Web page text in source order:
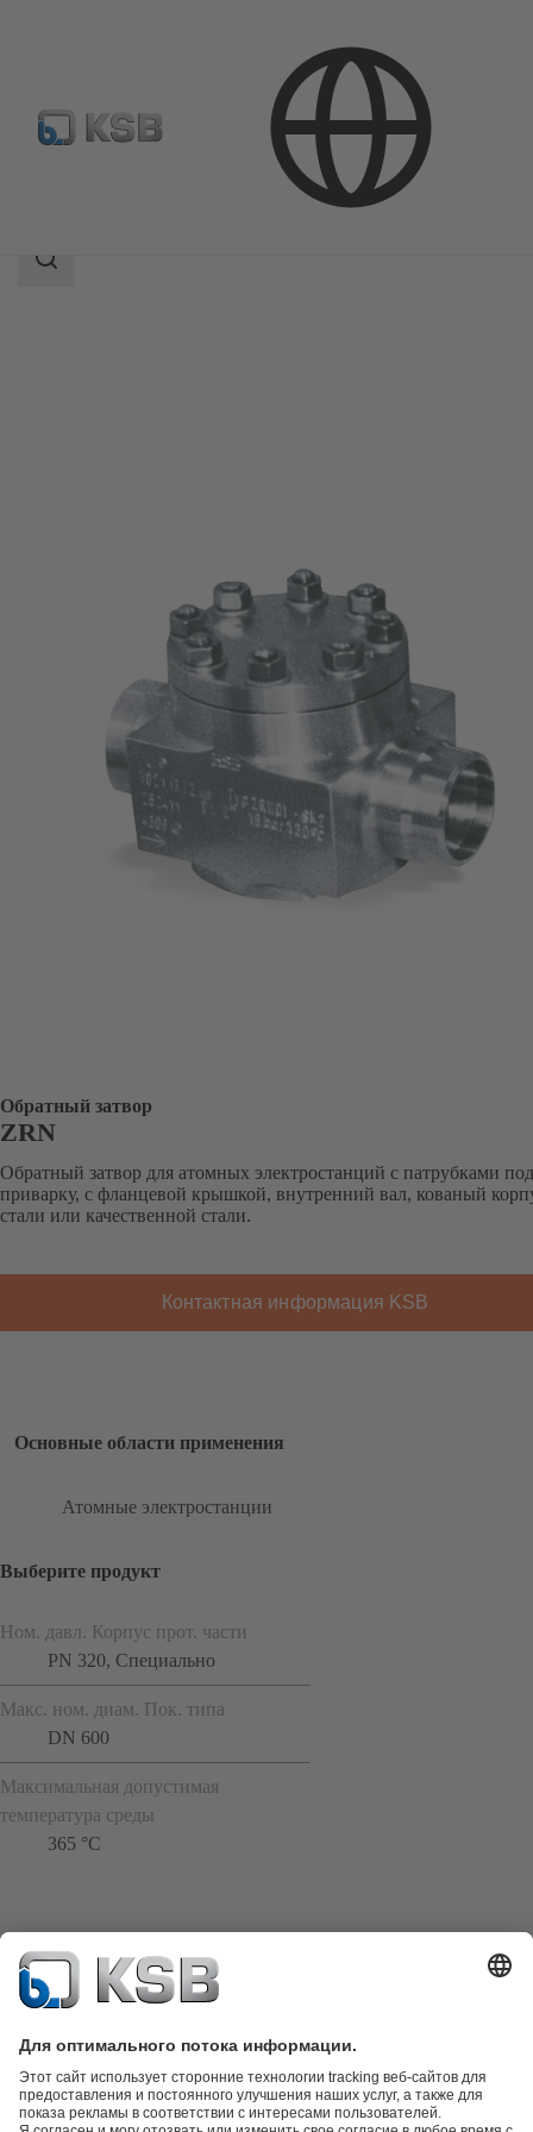
Каталог продукции ZRN
Область
Обратный затвор
ZRN
Обратный затвор для атомных электростанций с патрубками под
приварку, с фланцевой крышкой, внутренний вал, кованый
стали или качественной стали.
Контактная информация KSB
Основные области применения
Атомные электростанции
Выберите продукт
Ном. давл. Корпус прот. части
PN 320, Специально
Макс. ном. диам. Пок. типа
DN 600
Максимальная допустимая
температура среды
365 °C